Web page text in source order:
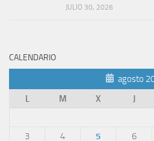
JULIO 30, 2026
CALENDARIO
agosto
L
M X J
3
4 5 6